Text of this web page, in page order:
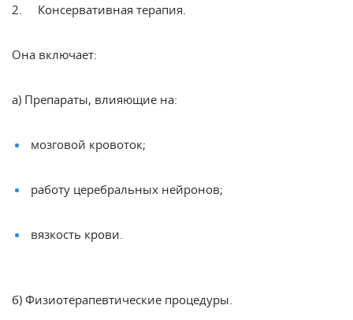
2. Консервативная терапия.
Она включает:
а) Препараты, влияющие на:
мозговой кровоток;
работу церебральных нейронов;
вязкость крови.
б) Физиотерапевтические процедуры.